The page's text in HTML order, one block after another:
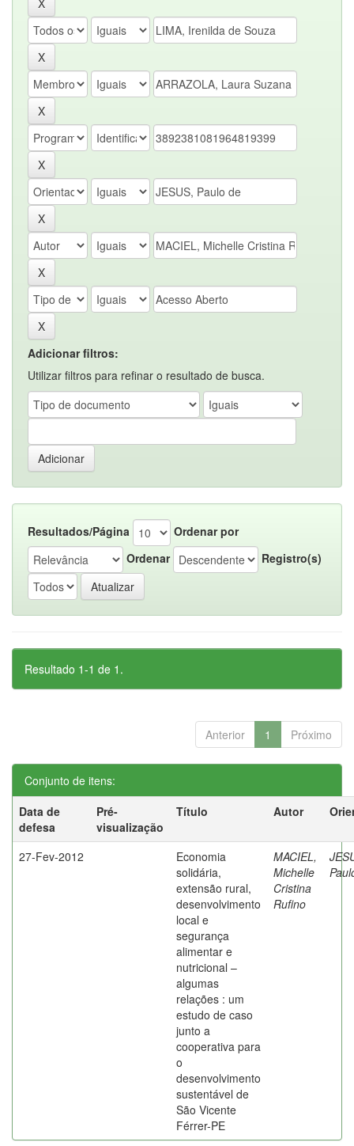
Adicionar filtros:
Utilizar filtros para refinar o resultado de busca.
Resultados/Página
Ordenar por
Ordenar
Registro(s)
Resultado 1-1 de 1.
Anterior 1 Próximo
Conjunto de itens:
Data de
defesa
Pré-
visualização
Título Autor
27-Fev-2012
Economia
solidária,
extensão rural,
desenvolvimento
local e
segurança
alimentar e
nutricional –
algumas
relações : um
estudo de caso
junto a
cooperativa para
o
desenvolvimento
sustentável de
São Vicente
Férrer-PE
MACIEL,
Michelle
Cristina
Rufino